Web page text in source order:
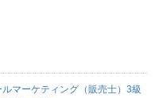
マーケティング（販売士）3級